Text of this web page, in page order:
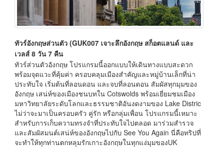
ทัวร์อังกฤษส่วนตัว (GUK007 เจาะลึกอังกฤษ สก็อตแลนด์ และ
เวลส์ 8 วัน 7 คืน
ทัวร์ส่วนตัวอังกฤษ โปรแกรมนี้ออกแบบให้เดินทางแบบสะดวก
พร้อมจุดแวะที่คุ้มค่า ครอบคลุมเมืองสำคัญและหมู่บ้านเล็กที่น่า
ประทับใจ เริ่มต้นที่ลอนดอน และจบที่ลอนดอน สัมผัสทุกมุมของ
อังกฤษ เสน่ห์ของเมืองชนบทใน Cotswolds พร้อมเยี่ยมชมเมือง
มหาวิทยาลัยระดับโลกและธรรมชาติอันงดงามของ Lake Distric
ไม่ว่าจะมาเป็นครอบครัว คู่รัก หรือกลุ่มเพื่อน โปรแกรมนี้เหมาะ
สำหรับการเก็บความทรงจำที่ประทับใจไปตลอด มาร่วมสำรวจ
และสัมผัสมนต์เสน่ห์ของอังกฤษไปกับ See You Again นี่คือทริปที่
จะทำให้ทุกท่านตกหลุมรักเกาะอังกฤษในทุกแง่มุมของUK